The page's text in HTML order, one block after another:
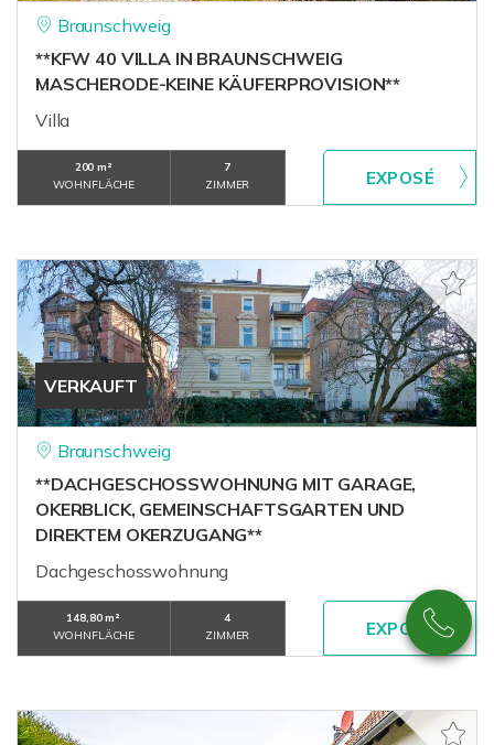
Braunschweig
**KFW 40 VILLA IN BRAUNSCHWEIG
MASCHERODE-KEINE KÄUFERPROVISION**
Villa
200 m²
WOHNFLÄCHE
7
ZIMMER
VERKAUFT
Braunschweig
**DACHGESCHOSSWOHNUNG MIT GARAGE,
OKERBLICK, GEMEINSCHAFTSGARTEN UND
DIREKTEM OKERZUGANG**
Dachgeschosswohnung
148,80 m²
WOHNFLÄCHE
4
ZIMMER